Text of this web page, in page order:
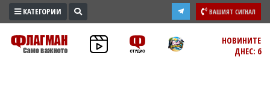
ПРОМО
ЗОНА
КАТЕГОРИИ ВАШИЯТ СИГНАЛ
НОВИНИТЕ
ДНЕС: 6